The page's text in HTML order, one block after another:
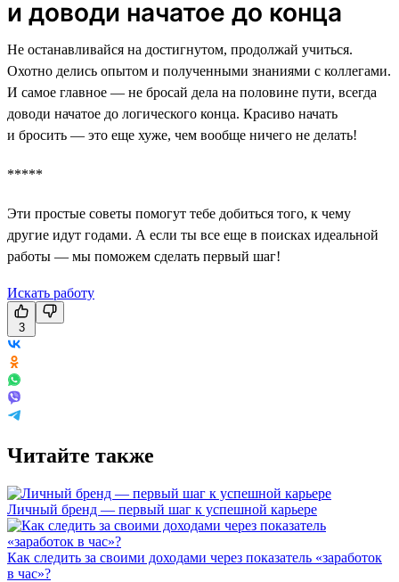
и доводи начатое до конца
Не останавливайся на достигнутом, продолжай учиться.
Охотно делись опытом и полученными знаниями с коллегами.
И самое главное — не бросай дела на половине пути, всегда
доводи начатое до логического конца. Красиво начать
и бросить — это еще хуже, чем вообще ничего не делать!
*****
Эти простые советы помогут тебе добиться того, к чему
другие идут годами. А если ты все еще в поисках идеальной
работы — мы поможем сделать первый шаг!
Искать работу
3
Читайте также
Личный бренд — первый шаг к успешной карьере
Как следить за своими доходами через показатель «заработок
в час»?